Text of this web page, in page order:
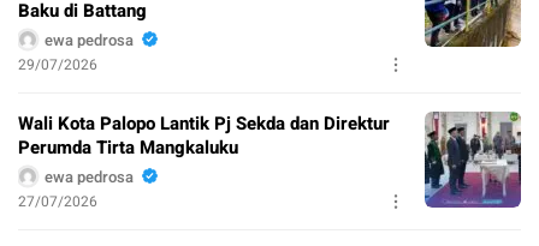
Baku di Battang
ewa pedrosa
29/07/2026
Wali Kota Palopo Lantik Pj Sekda dan Direktur
Perumda Tirta Mangkaluku
ewa pedrosa
27/07/2026